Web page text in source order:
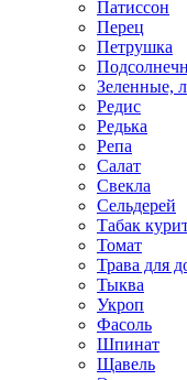
Патиссон
Перец
Петрушка
Зеленные,
Редис
Редька
Репа
Салат
Свекла
Сельдерей
Табак
Томат
Трава для
Тыква
Укроп
Фасоль
Шпинат
Щавель